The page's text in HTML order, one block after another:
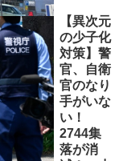
ネモンキー』 トレ
クリスマスイヴ
)
の彼女と結婚したい
族が猛反対。家族
られない言葉が飛
… 他
【異次元
の少子化
対策】警
官、自衛
官のなり
手がいな
い！
2744集
落が消